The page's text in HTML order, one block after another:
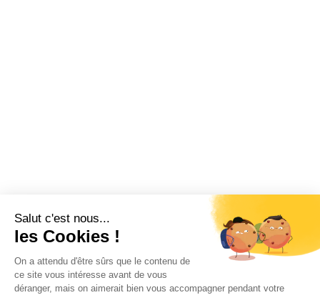
Salut c'est nous...
les Cookies !
On a attendu d'être sûrs que le contenu de
ce site vous intéresse avant de vous
déranger, mais on aimerait bien vous accompagner pendant votre